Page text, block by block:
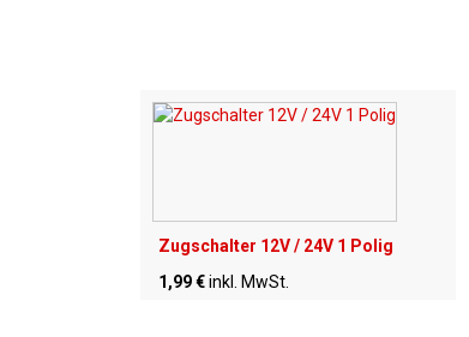
Zugschalter 12V / 24V 1 Polig
1,99 €inkl. MwSt.